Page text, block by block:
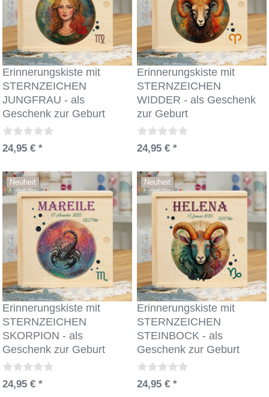
Erinnerungskiste mit
STERNZEICHEN
JUNGFRAU - als
Geschenk zur Geburt
24,95 € *
Erinnerungskiste mit
STERNZEICHEN
WIDDER - als Geschenk
zur Geburt
24,95 € *
Neuheit
Erinnerungskiste mit
STERNZEICHEN
SKORPION - als
Geschenk zur Geburt
24,95 € *
Neuheit
Erinnerungskiste mit
STERNZEICHEN
STEINBOCK - als
Geschenk zur Geburt
24,95 € *